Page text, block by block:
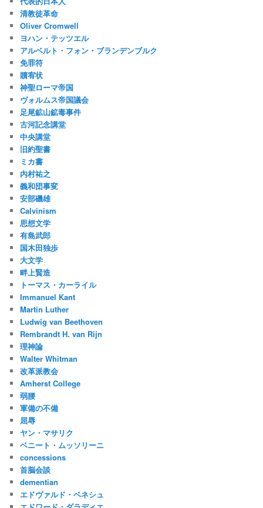
清教徒革命
Oliver Cromwell
ヨハン・テッツエル
アルベルト・フォン・ブランデンブルク
免罪符
贖宥状
神聖ローマ帝国
ヴォルムス帝国議会
足尾鉱山鉱毒事件
古河記念講堂
中央講堂
旧約聖書
ミカ書
内村祐之
義和団事変
安部磯雄
Calvinism
思想文学
有島武郎
国木田独歩
大文学
畔上賢造
トーマス・カーライル
Immanuel Kant
Martin Luther
Ludwig van Beethoven
Rembrandt H. van Rijn
理神論
Walter Whitman
改革派教会
Amherst College
弱腰
軍備の不備
屈辱
ヤン・マサリク
ベニート・ムッソリーニ
concessions
首脳会談
dementian
エドヴァルド・ベネシュ